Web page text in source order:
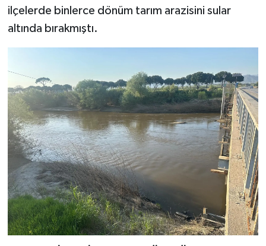
ilçelerde binlerce dönüm tarım arazisini sular
altında bırakmıştı.